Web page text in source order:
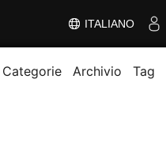
ITALIANO
Categorie Archivio Tag